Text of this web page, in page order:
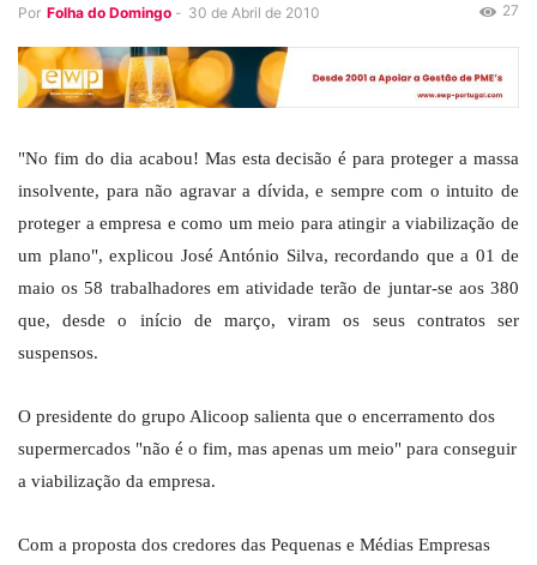
Por Folha do Domingo - 30 de Abril de 2010 27
"No fim do dia acabou! Mas esta decisão é para proteger a massa
insolvente, para não agravar a dívida, e sempre com o intuito de
proteger a empresa e como um meio para atingir a viabilização de
um plano", explicou José António Silva, recordando que a 01 de
maio os 58 trabalhadores em atividade terão de juntar-se aos 380
que, desde o início de março, viram os seus contratos ser
suspensos.
O presidente do grupo Alicoop salienta que o encerramento dos
supermercados "não é o fim, mas apenas um meio" para conseguir
a viabilização da empresa.
Com a proposta dos credores das Pequenas e Médias Empresas